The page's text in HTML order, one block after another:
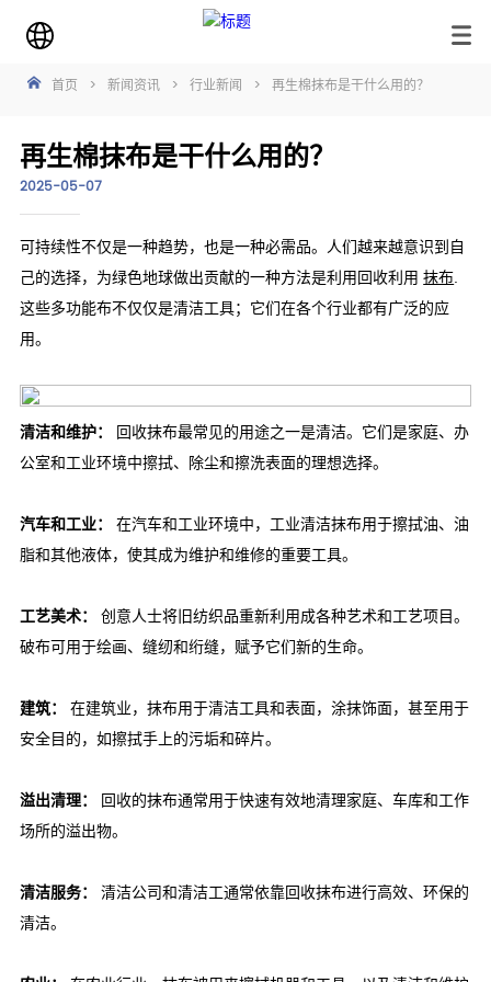
首页 > 新闻资讯 > 行业新闻 > 再生棉抹布是干什么用的？
再生棉抹布是干什么用的？
2025-05-07